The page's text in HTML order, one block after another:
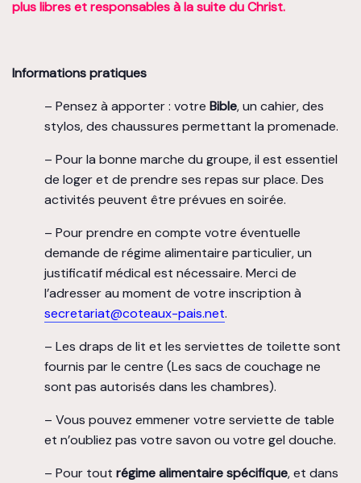
plus libres et responsables à la suite du Christ.
Informations pratiques
– Pensez à apporter : votre Bible, un cahier, des
stylos, des chaussures permettant la promenade.
– Pour la bonne marche du groupe, il est essentiel
de loger et de prendre ses repas sur place. Des
activités peuvent être prévues en soirée.
– Pour prendre en compte votre éventuelle
demande de régime alimentaire particulier, un
justificatif médical est nécessaire. Merci de
l’adresser au moment de votre inscription à
secretariat@coteaux-pais.net.
– Les draps de lit et les serviettes de toilette sont
fournis par le centre (Les sacs de couchage ne
sont pas autorisés dans les chambres).
– Vous pouvez emmener votre serviette de table
et n’oubliez pas votre savon ou votre gel douche.
– Pour tout régime alimentaire spécifique, et dans